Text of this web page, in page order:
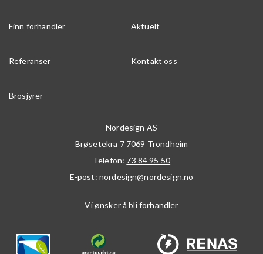
Finn forhandler Aktuelt
Referanser Kontakt oss
Brosjyrer
Nordesign AS
Brøsetekra 7 7069 Trondheim
Telefon: 73 84 95 50
E-post: nordesign@nordesign.no
Vi ønsker å bli forhandler